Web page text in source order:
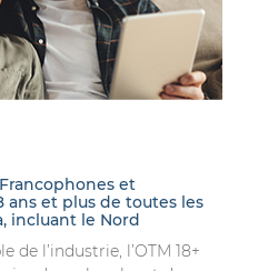
et
ans et plus de toutes les
incluant le Nord
l’industrie, l’OTM 18+